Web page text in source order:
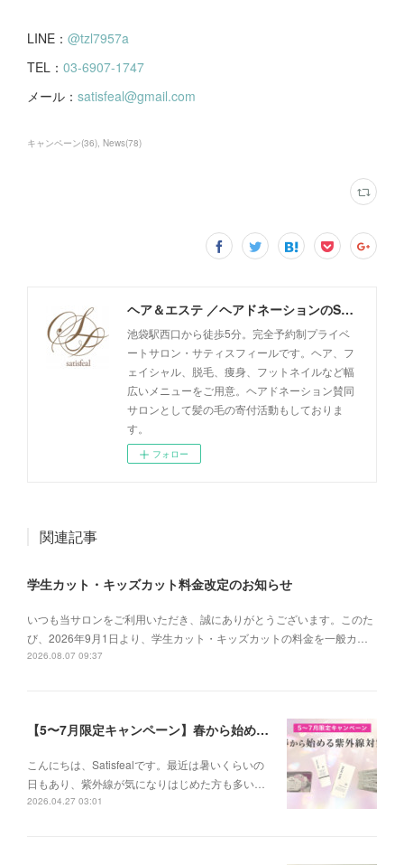
LINE： @tzl7957a
TEL： 03-6907-1747
メール： satisfeal@gmail.com
キャンペーン(36) News(78)
ヘア＆エステ ／ヘアドネーションのSatisfeal
池袋駅西口から徒歩5分。完全予約制プライベ
ートサロン・サティスフィールです。ヘア、フ
ェイシャル、脱毛、痩身、フットネイルなど幅
広いメニューをご用意。ヘアドネーション賛同
サロンとして髪の毛の寄付活動もしておりま
す。
フォロー
関連記事
学生カット・キッズカット料金改定のお知らせ
いつも当サロンをご利用いただき、誠にありがとうございます。このた
び、2026年9月1日より、学生カット・キッズカットの料金を一般カ…
2026.08.07 09:37
【5〜7月限定キャンペーン】春から始める紫外線対策
こんにちは、Satisfealです。最近は暑いくらいの
日もあり、紫外線が気になりはじめた方も多い…
2026.04.27 03:01